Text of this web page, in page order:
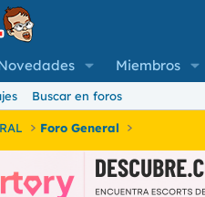
Miembros
Buscar en foros
Foro General